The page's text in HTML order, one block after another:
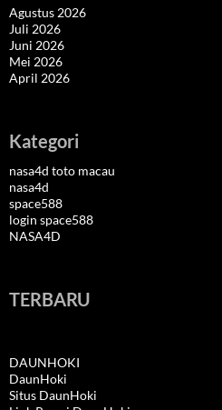
Agustus 2026
Juli 2026
Juni 2026
Mei 2026
April 2026
Kategori
nasa4d toto macau
nasa4d
space588
login space588
NASA4D
TERBARU
DAUNHOKI
DaunHoki
Situs DaunHoki